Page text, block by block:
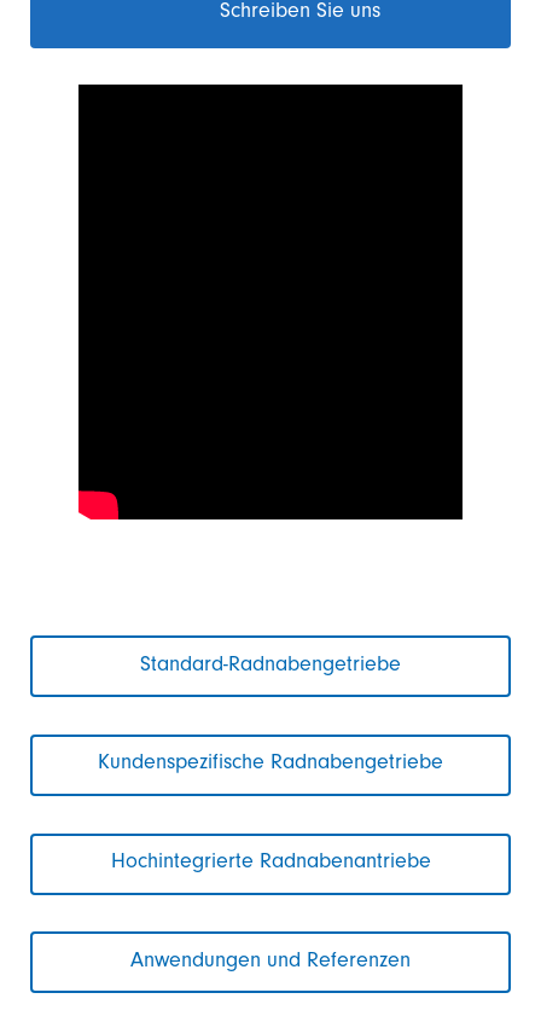
Schreiben Sie uns
Standard-Radnabengetriebe
Kundenspezifische Radnabengetriebe
Hochintegrierte Radnabenantriebe
Anwendungen und Referenzen